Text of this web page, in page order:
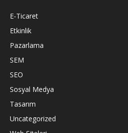
E-Ticaret
Etkinlik
Pazarlama
SEM
SEO
Sosyal Medya
Tasarım
Uncategorized